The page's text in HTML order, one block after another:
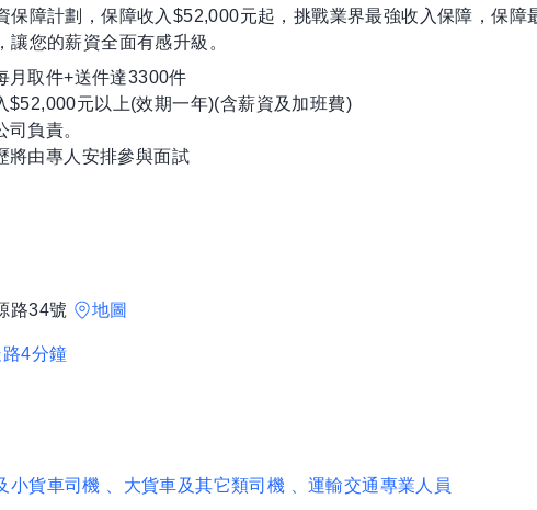
保障計劃，保障收入$52,000元起，挑戰業界最強收入保障，保障
您的薪資全面有感升級。
月取件+送件達3300件
$52,000元以上(效期一年)(含薪資及加班費)
負責。
將由專人安排參與面試
路34號 地圖
4分鐘
小貨車司機 、大貨車及其它類司機 、運輸交通專業人員